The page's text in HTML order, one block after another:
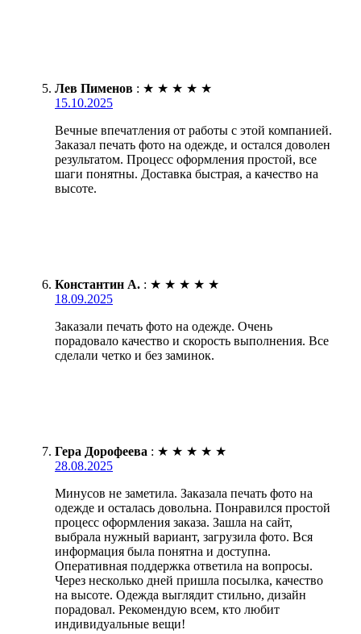
Лев Пименов : ★ ★ ★ ★ ★
15.10.2025
Вечные впечатления от работы с этой компанией.
Заказал печать фото на одежде, и остался доволен
результатом. Процесс оформления простой, все
шаги понятны. Доставка быстрая, а качество на
высоте.
Константин А. : ★ ★ ★ ★ ★
18.09.2025
Заказали печать фото на одежде. Очень
порадовало качество и скорость выполнения. Все
сделали четко и без заминок.
Гера Дорофеева : ★ ★ ★ ★ ★
28.08.2025
Минусов не заметила. Заказала печать фото на
одежде и осталась довольна. Понравился простой
процесс оформления заказа. Зашла на сайт,
выбрала нужный вариант, загрузила фото. Вся
информация была понятна и доступна.
Оперативная поддержка ответила на вопросы.
Через несколько дней пришла посылка, качество
на высоте. Одежда выглядит стильно, дизайн
порадовал. Рекомендую всем, кто любит
индивидуальные вещи!